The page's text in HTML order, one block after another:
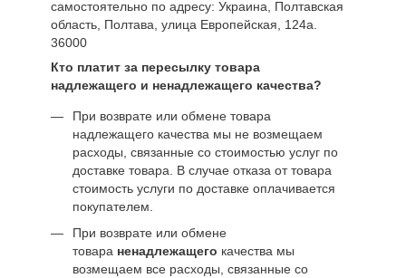
самостоятельно по адресу: Украина, Полтавская
область, Полтава, улица Европейская, 124а.
36000
Кто платит за пересылку товара
надлежащего и ненадлежащего качества?
При возврате или обмене товара
надлежащего качества мы не возмещаем
расходы, связанные со стоимостью услуг по
доставке товара. В случае отказа от товара
стоимость услуги по доставке оплачивается
покупателем.
При возврате или обмене
товара ненадлежащего качества мы
возмещаем все расходы, связанные со